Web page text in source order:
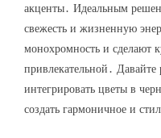
акценты․ Идеальным
свежесть и жизненную
монохромность и сделают
привлекательной․
интегрировать цветы в
создать гармоничное и